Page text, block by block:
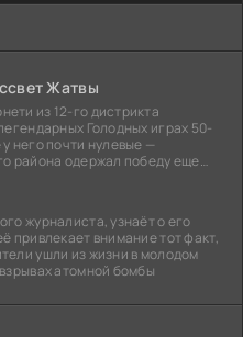
Жатвы
из 12-го дистрикта
Голодных играх 50-
него почти нулевые —
района одержал победу еще
журналиста, узнаёт о его
привлекает внимание тот факт,
ушли из жизни в молодом
атомной бомбы